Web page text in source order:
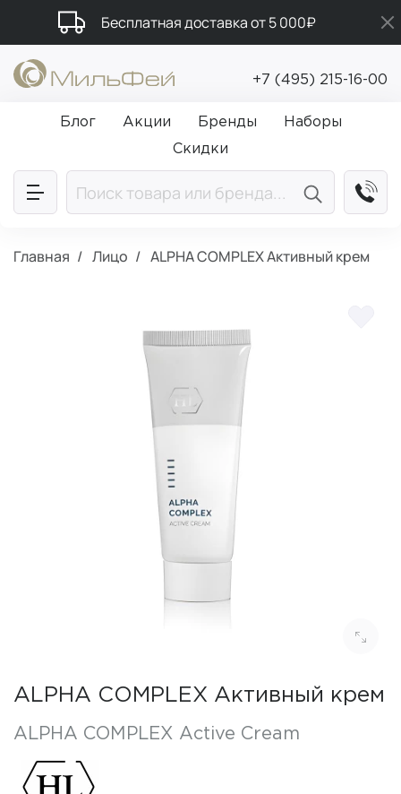
Бесплатная доставка от 5 000₽
Промокод ПРИВЕТ
Подарки в каждый заказ от 5 000₽
+7 (495) 215-16-00
Блог Акции Бренды
Наборы
Скидки
Главная Лицо ALPHA COMPLEX Активный крем
ALPHA COMPLEX Активный крем
ALPHA COMPLEX Active Cream